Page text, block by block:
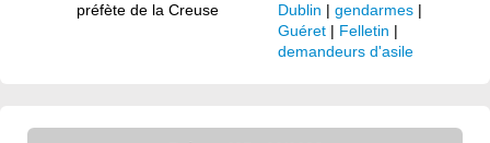
préfète de la Creuse
Dublin | gendarmes |
Guéret | Felletin |
demandeurs d'asile